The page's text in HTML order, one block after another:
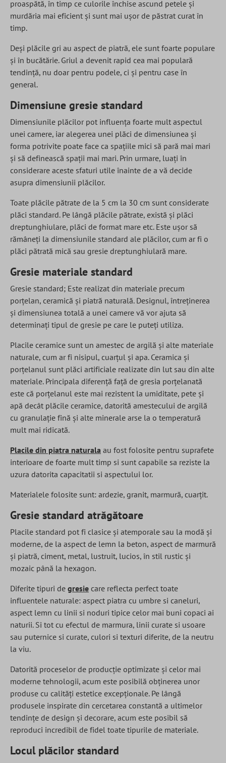
proaspătă, în timp ce culorile închise ascund petele și
murdăria mai eficient și sunt mai ușor de păstrat curat în
timp.
Deși plăcile gri au aspect de piatră, ele sunt foarte populare
și în bucătărie. Griul a devenit rapid cea mai populară
tendință, nu doar pentru podele, ci și pentru case în
general.
Dimensiune gresie standard
Dimensiunile plăcilor pot influența foarte mult aspectul
unei camere, iar alegerea unei plăci de dimensiunea și
forma potrivite poate face ca spațiile mici să pară mai mari
și să definească spații mai mari. Prin urmare, luați în
considerare aceste sfaturi utile înainte de a vă decide
asupra dimensiunii plăcilor.
Toate plăcile pătrate de la 5 cm la 30 cm sunt considerate
plăci standard. Pe lângă plăcile pătrate, există și plăci
dreptunghiulare, plăci de format mare etc. Este ușor să
rămâneți la dimensiunile standard ale plăcilor, cum ar fi o
plăci pătrată mică sau gresie dreptunghiulară mare.
Gresie materiale standard
Gresie standard; Este realizat din materiale precum
porțelan, ceramică și piatră naturală. Designul, întreținerea
și dimensiunea totală a unei camere vă vor ajuta să
determinați tipul de gresie pe care le puteți utiliza.
Placile ceramice sunt un amestec de argilă și alte materiale
naturale, cum ar fi nisipul, cuarțul și apa. Ceramica și
porțelanul sunt plăci artificiale realizate din lut sau din alte
materiale. Principala diferență față de gresia porțelanată
este că porțelanul este mai rezistent la umiditate, pete și
apă decât plăcile ceramice, datorită amestecului de argilă
cu granulație fină și alte minerale arse la o temperatură
mult mai ridicată.
Placile din piatra naturala au fost folosite pentru suprafete
interioare de foarte mult timp si sunt capabile sa reziste la
uzura datorita capacitatii si aspectului lor.
Materialele folosite sunt: ardezie, granit, marmură, cuarțit.
Gresie standard atrăgătoare
Placile standard pot fi clasice și atemporale sau la modă și
moderne, de la aspect de lemn la beton, aspect de marmură
și piatră, ciment, metal, lustruit, lucios, în stil rustic și
mozaic până la hexagon.
Diferite tipuri de gresie care reflecta perfect toate
influentele naturale: aspect piatra cu umbre si caneluri,
aspect lemn cu linii si noduri tipice celor mai buni copaci ai
naturii. Si tot cu efectul de marmura, linii curate si usoare
sau puternice si curate, culori si texturi diferite, de la neutru
la viu.
Datorită proceselor de producție optimizate și celor mai
moderne tehnologii, acum este posibilă obținerea unor
produse cu calități estetice excepționale. Pe lângă
produsele inspirate din cercetarea constantă a ultimelor
tendințe de design și decorare, acum este posibil să
reproduci incredibil de fidel toate tipurile de materiale.
Locul plăcilor standard